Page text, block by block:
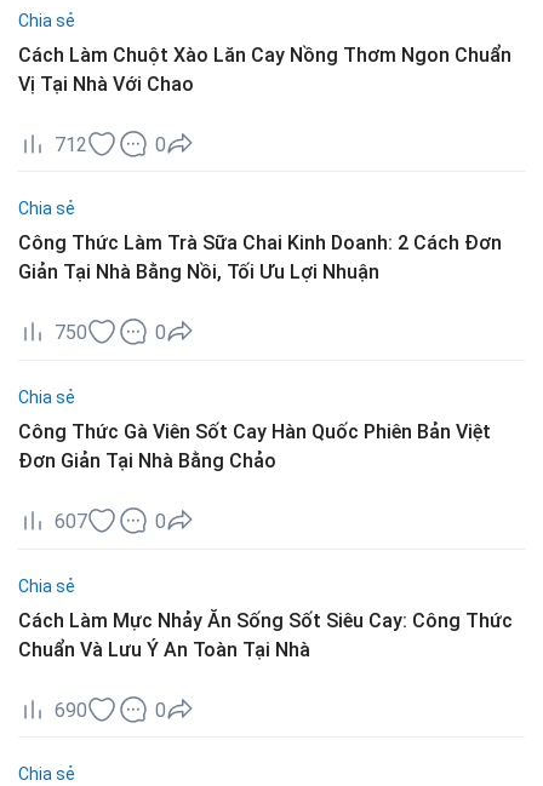
Chia sẻ
Cách Làm Chuột Xào Lăn Cay Nồng Thơm Ngon Chuẩn
Vị Tại Nhà Với Chao
712 0
Chia sẻ
Công Thức Làm Trà Sữa Chai Kinh Doanh: 2 Cách Đơn
Giản Tại Nhà Bằng Nồi, Tối Ưu Lợi Nhuận
750 0
Chia sẻ
Công Thức Gà Viên Sốt Cay Hàn Quốc Phiên Bản Việt
Đơn Giản Tại Nhà Bằng Chảo
607 0
Chia sẻ
Cách Làm Mực Nhảy Ăn Sống Sốt Siêu Cay: Công Thức
Chuẩn Và Lưu Ý An Toàn Tại Nhà
690 0
Chia sẻ